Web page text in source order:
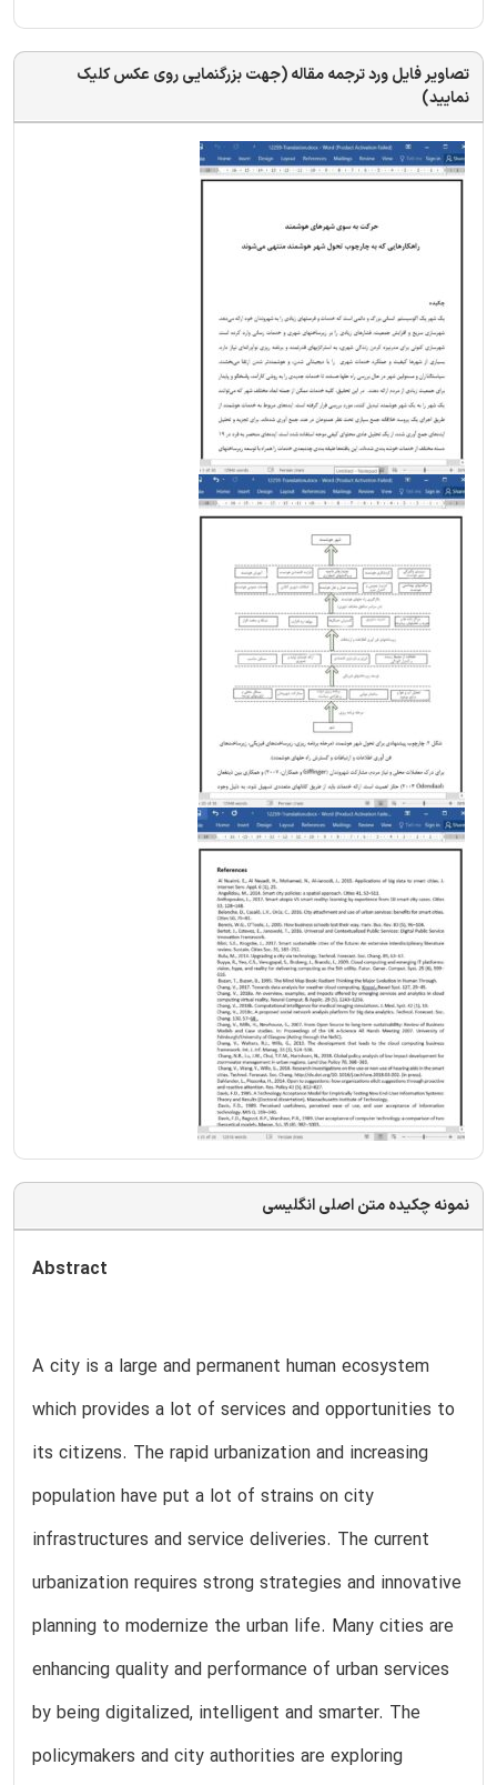
تصاویر فایل ورد ترجمه مقاله (جهت بزرگنمایی روی عکس کلیک
نمایید)
نمونه چکیده متن اصلی انگلیسی
Abstract
A city is a large and permanent human ecosystem
which provides a lot of services and opportunities to
its citizens. The rapid urbanization and increasing
population have put a lot of strains on city
infrastructures and service deliveries. The current
urbanization requires strong strategies and innovative
planning to modernize the urban life. Many cities are
enhancing quality and performance of urban services
by being digitalized, intelligent and smarter. The
policymakers and city authorities are exploring